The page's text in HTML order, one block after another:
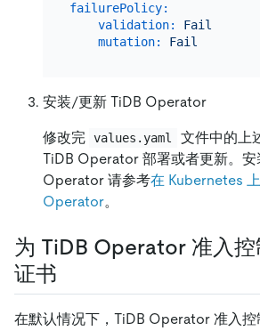
failurePolicy:
validation:
Fail
mutation:
Fail
安装/更新 TiDB Operator
修改完 values.yaml
文件中的上
TiDB Operator 部署或者更新。安
Operator 请参考在 Kubernetes
Operator。
为 TiDB Operator 准入控
证书
在默认情况下，TiDB Operator 准入